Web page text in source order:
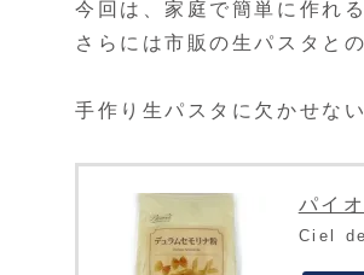
今回は、家庭で簡単に作れ
さらには市販の生パスタと
手作り生パスタに欠かせない
パイ
Ciel